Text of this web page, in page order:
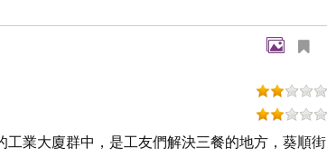
工業大廈群中，是工友們解決三餐的地方，葵順街